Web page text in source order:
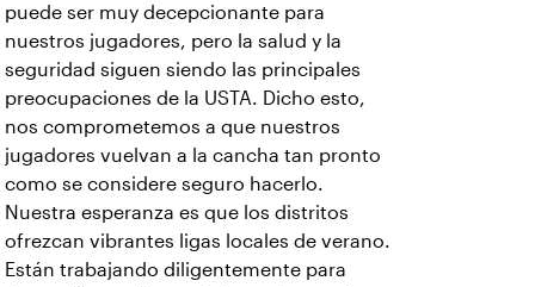
puede ser muy decepcionante para
nuestros jugadores, pero la salud y la
seguridad siguen siendo las principales
preocupaciones de la USTA. Dicho esto,
nos comprometemos a que nuestros
jugadores vuelvan a la cancha tan pronto
como se considere seguro hacerlo.
Nuestra esperanza es que los distritos
ofrezcan vibrantes ligas locales de verano.
Están trabajando diligentemente para